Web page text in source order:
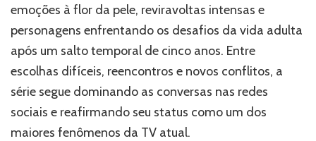
temporada
representa
o
seu
signo?
emoções à flor da pele, reviravoltas intensas e
personagens enfrentando os desafios da vida adulta
após um salto temporal de cinco anos. Entre
escolhas difíceis, reencontros e novos conflitos, a
série segue dominando as conversas nas redes
sociais e reafirmando seu status como um dos
maiores fenômenos da TV atual.